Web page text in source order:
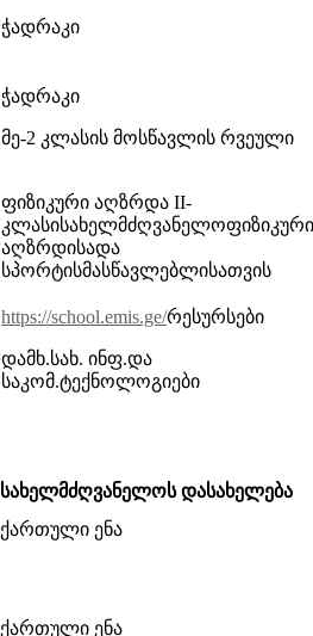
ჭადრაკი
ჭადრაკი
მე-2 კლასის მოსწავლის რვეული
ფიზიკური აღზრდა II-
კლასისახელმძღვანელოფიზიკური
აღზრდისადა
სპორტისმასწავლებლისათვის
https://school.emis.ge/რესურსები
დამხ.სახ. ინფ.და
საკომ.ტექნოლოგიები
სახელმძღვანელოს დასახელება
ქართული ენა
ქართული ენა